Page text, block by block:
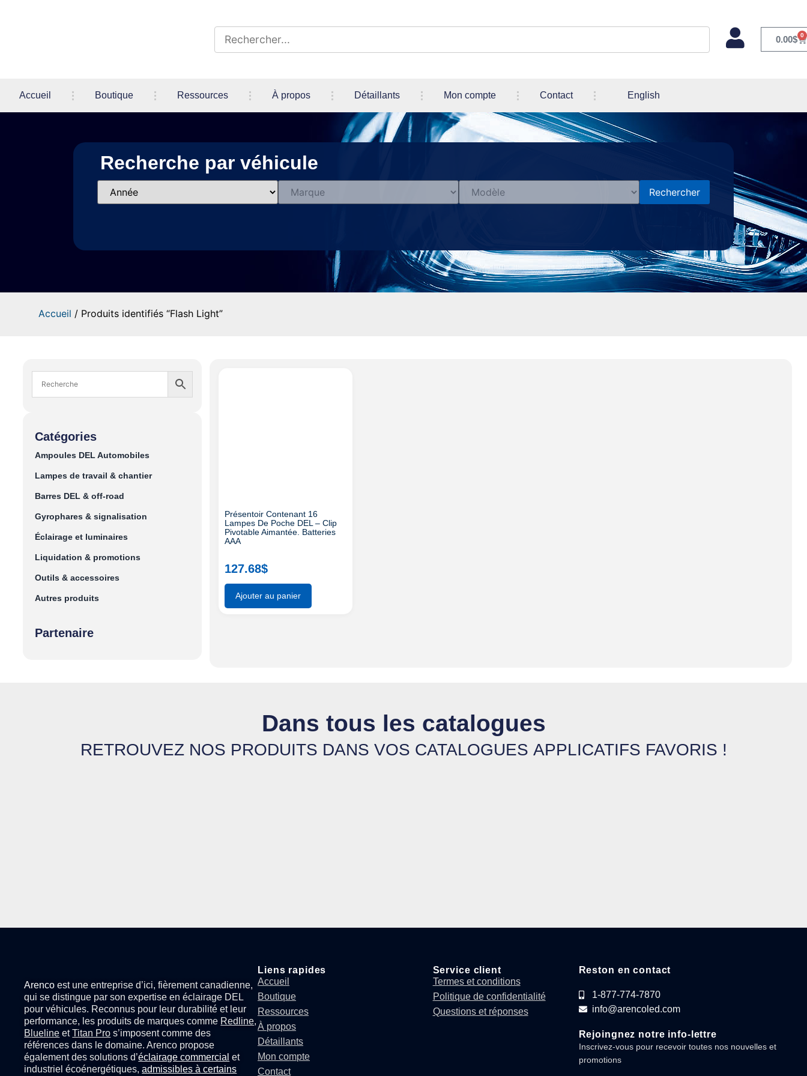
0.00$ 0
Accueil Boutique Ressources À propos Détaillants Mon compte Contact English
Recherche par véhicule
Rechercher
Accueil / Produits identifiés “Flash Light”
Catégories
Ampoules DEL Automobiles
Lampes de travail & chantier
Barres DEL & off-road
Gyrophares & signalisation
Éclairage et luminaires
Liquidation & promotions
Outils & accessoires
Autres produits
Partenaire
Présentoir Contenant 16
Lampes De Poche DEL – Clip
Pivotable Aimantée. Batteries
AAA
127.68$
Ajouter au panier
Dans tous les catalogues
RETROUVEZ NOS PRODUITS DANS VOS CATALOGUES APPLICATIFS FAVORIS !
Arenco est une entreprise d’ici, fièrement canadienne,
qui se distingue par son expertise enéclairage DEL
pour véhicules. Reconnus pour leur durabilité et leur
performance, les produits de marques comme Redline,
Blueline etTitan Pro s’imposent comme des
références dans le domaine. Arenco propose
également des solutions d’éclairage commercial et
industriel écoénergétiques,admissibles à certains
Liens rapides
Accueil
Boutique
Ressources
À propos
Détaillants
Mon compte
Contact
Service client
Termes et conditions
Politique de confidentialité
Questions et réponses
Reston en contact
1-877-774-7870
info@arencoled.com
Rejoingnez notre info-lettre
Inscrivez-vous pour recevoir toutes nos nouvelles et
promotions